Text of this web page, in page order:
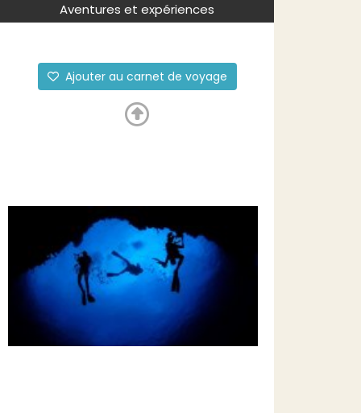
Aventures et expériences
Ajouter au carnet de voyage